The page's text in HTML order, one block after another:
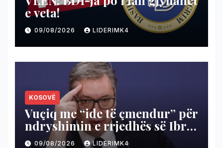
e veta!
09/08/2026 LIDERIMK4
KOSOVË
Vuçiq me “ide të çmendur” për
ndryshimin e rrjedhës së Ibrit
për të shterur Ujmanin
09/08/2026 LIDERIMK4